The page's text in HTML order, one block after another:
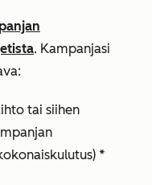
. Kampanjasi
tai siihen
*